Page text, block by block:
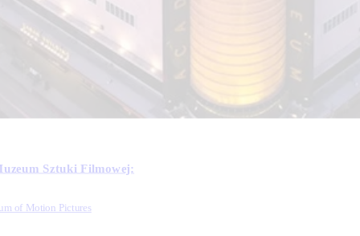
Sztuki Filmowej:
of Motion Pictures